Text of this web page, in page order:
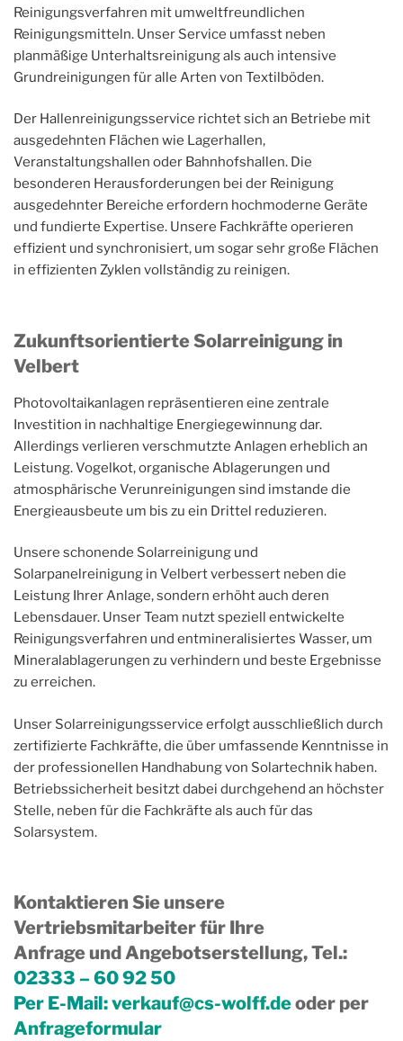
Reinigungsverfahren mit umweltfreundlichen
Reinigungsmitteln. Unser Service umfasst neben
planmäßige Unterhaltsreinigung als auch intensive
Grundreinigungen für alle Arten von Textilböden.
Der Hallenreinigungsservice richtet sich an Betriebe mit
ausgedehnten Flächen wie Lagerhallen,
Veranstaltungshallen oder Bahnhofshallen. Die
besonderen Herausforderungen bei der Reinigung
ausgedehnter Bereiche erfordern hochmoderne Geräte
und fundierte Expertise. Unsere Fachkräfte operieren
effizient und synchronisiert, um sogar sehr große Flächen
in effizienten Zyklen vollständig zu reinigen.
Zukunftsorientierte Solarreinigung in
Velbert
Photovoltaikanlagen repräsentieren eine zentrale
Investition in nachhaltige Energiegewinnung dar.
Allerdings verlieren verschmutzte Anlagen erheblich an
Leistung. Vogelkot, organische Ablagerungen und
atmosphärische Verunreinigungen sind imstande die
Energieausbeute um bis zu ein Drittel reduzieren.
Unsere schonende Solarreinigung und
Solarpanelreinigung in Velbert verbessert neben die
Leistung Ihrer Anlage, sondern erhöht auch deren
Lebensdauer. Unser Team nutzt speziell entwickelte
Reinigungsverfahren und entmineralisiertes Wasser, um
Mineralablagerungen zu verhindern und beste Ergebnisse
zu erreichen.
Unser Solarreinigungsservice erfolgt ausschließlich durch
zertifizierte Fachkräfte, die über umfassende Kenntnisse in
der professionellen Handhabung von Solartechnik haben.
Betriebssicherheit besitzt dabei durchgehend an höchster
Stelle, neben für die Fachkräfte als auch für das
Solarsystem.
Kontaktieren Sie unsere
Vertriebsmitarbeiter für Ihre
Anfrage und Angebotserstellung, Tel.:
02333 – 60 92 50
Per E-Mail:verkauf@cs-wolff.deoder per
Anfrageformular